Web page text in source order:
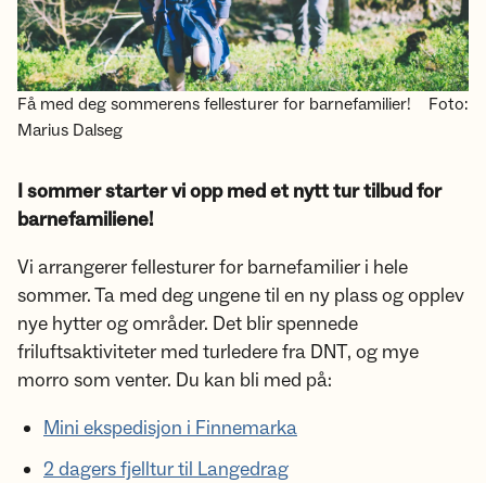
Få med deg sommerens fellesturer for barnefamilier!
Foto:
Marius Dalseg
I sommer starter vi opp med et nytt tur tilbud for
barnefamiliene!
Vi arrangerer fellesturer for barnefamilier i hele
sommer. Ta med deg ungene til en ny plass og opplev
nye hytter og områder. Det blir spennede
friluftsaktiviteter med turledere fra DNT, og mye
morro som venter. Du kan bli med på:
Mini ekspedisjon i Finnemarka
2 dagers fjelltur til Langedrag